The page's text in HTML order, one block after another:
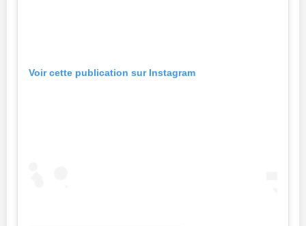
Voir cette publication sur Instagram